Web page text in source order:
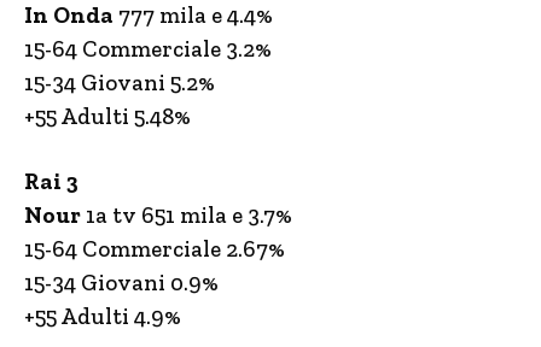
In Onda 777 mila e 4.4%
15-64 Commerciale 3.2%
15-34 Giovani 5.2%
+55 Adulti 5.48%
Rai 3
Nour 1a tv 651 mila e 3.7%
15-64 Commerciale 2.67%
15-34 Giovani 0.9%
+55 Adulti 4.9%